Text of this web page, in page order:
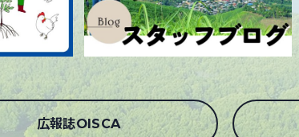
広報誌OISCA